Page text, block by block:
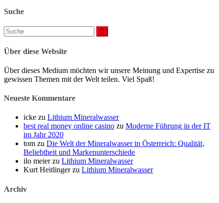
Suche
Suchen
nach:
Über diese Website
Über dieses Medium möchten wir unsere Meinung und Expertise zu
gewissen Themen mit der Welt teilen. Viel Spaß!
Neueste Kommentare
icke zu Lithium Mineralwasser
best real money online casino zu Moderne Führung in der IT
im Jahr 2020
tom zu Die Welt der Mineralwasser in Österreich: Qualität,
Beliebtheit und Markenunterschiede
ilo meierzu Lithium Mineralwasser
Kurt Heitlingerzu Lithium Mineralwasser
Archiv